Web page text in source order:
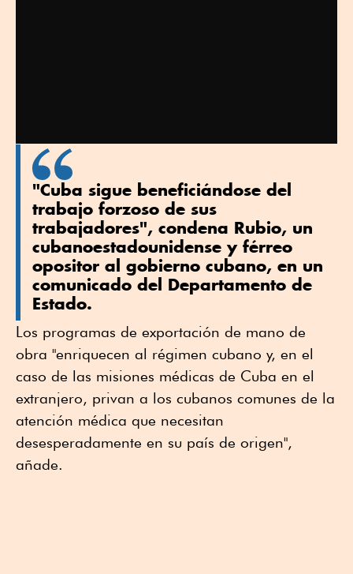
"Cuba sigue beneficiándose del
trabajo forzoso de sus
trabajadores", condena Rubio, un
cubanoestadounidense y férreo
opositor al gobierno cubano, en un
comunicado del Departamento de
Estado.
Los programas de exportación de mano de
obra "enriquecen al régimen cubano y, en el
caso de las misiones médicas de Cuba en el
extranjero, privan a los cubanos comunes de la
atención médica que necesitan
desesperadamente en su país de origen",
añade.